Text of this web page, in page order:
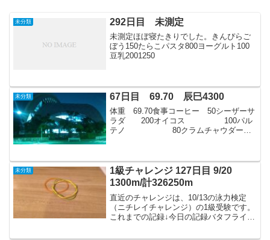
未分類 292日目 未測定
未測定ほぼ寝たきりでした。きんぴらご
ぼう150たらこパスタ800ヨーグルト100
豆乳2001250
未分類 67日目 69.70 辰巳4300
体重 69.70食事コーヒー 50シーザーサ
ラダ 200オイコス 100パル
テノ 80クラムチャウダー
未分類
1級チャレンジ 127日目 9/20
1300m/計326250m
直近のチャレンジは、10/13の泳力検定
（ニチレイチャレンジ）の1級受験です。
これまでの記録↓今日の記録バタフライ